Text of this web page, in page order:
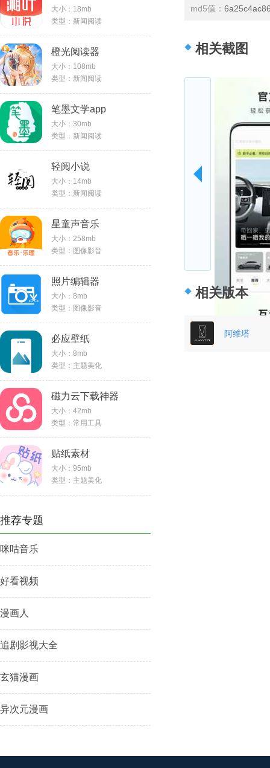
大小：18mb
类型：新闻阅读
橙光阅读器
大小：108mb
类型：新闻阅读
笔墨文学app
大小：30mb
类型：新闻阅读
轻阅小说
大小：14mb
类型：新闻阅读
星童声音乐
大小：258mb
类型：图像影音
照片编辑器
大小：8mb
类型：图像影音
必应壁纸
大小：8mb
类型：主题美化
磁力云下载神器
大小：42mb
类型：常用工具
贴纸素材
大小：95mb
类型：主题美化
推荐专题
咪咕音乐
好看视频
漫画人
追剧影视大全
玄猫漫画
异次元漫画
md5值：
相关截图
相关版本
阿维塔